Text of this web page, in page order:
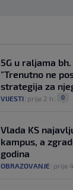
5G u raljama
"Trenutno ne
strategija za
VIJESTI prije 2 h 0
Vlada KS
kampus, a
godina
OBRAZOVANJE prije